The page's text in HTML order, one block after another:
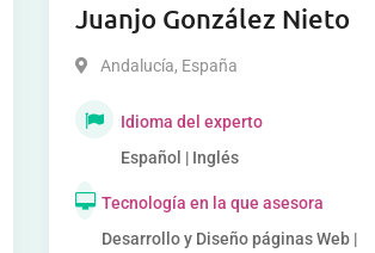
Juanjo González Nieto
Andalucía, España
Idioma del experto
Español | Inglés
Tecnología en la que asesora
Desarrollo y Diseño páginas Web |